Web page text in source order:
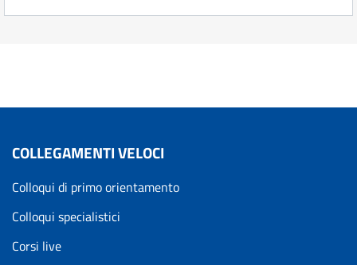
COLLEGAMENTI VELOCI
Colloqui di primo orientamento
Colloqui specialistici
Corsi live